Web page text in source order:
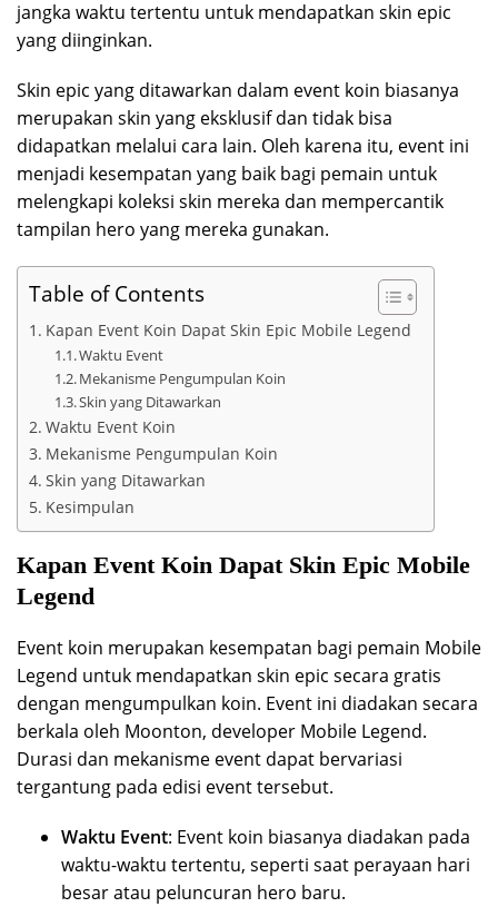
jangka waktu tertentu untuk mendapatkan skin epic
yang diinginkan.
Skin epic yang ditawarkan dalam event koin biasanya
merupakan skin yang eksklusif dan tidak bisa
didapatkan melalui cara lain. Oleh karena itu, event ini
menjadi kesempatan yang baik bagi pemain untuk
melengkapi koleksi skin mereka dan mempercantik
tampilan hero yang mereka gunakan.
Table of Contents
Kapan Event Koin Dapat Skin Epic Mobile Legend
Waktu Event
Mekanisme Pengumpulan Koin
Skin yang Ditawarkan
Waktu Event Koin
Mekanisme Pengumpulan Koin
Skin yang Ditawarkan
Kesimpulan
Kapan Event Koin Dapat Skin Epic Mobile
Legend
Event koin merupakan kesempatan bagi pemain Mobile
Legend untuk mendapatkan skin epic secara gratis
dengan mengumpulkan koin. Event ini diadakan secara
berkala oleh Moonton, developer Mobile Legend.
Durasi dan mekanisme event dapat bervariasi
tergantung pada edisi event tersebut.
Waktu Event: Event koin biasanya diadakan pada
waktu-waktu tertentu, seperti saat perayaan hari
besar atau peluncuran hero baru.